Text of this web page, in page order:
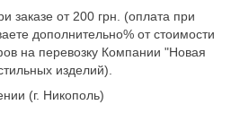
заказе от 200 грн. (оплата при
дополнительно% от стоимости
на перевозку Компании "Новая
изделий).
(г. Никополь)